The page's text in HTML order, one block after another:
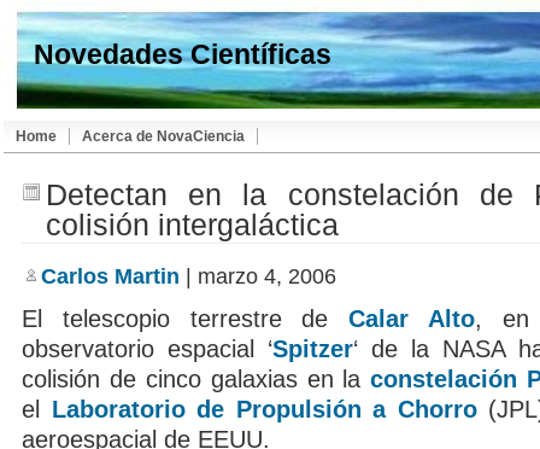
Novedades Científicas
Home Acerca de NovaCiencia
Detectan en la constelación de
colisión intergaláctica
Carlos Martin | marzo 4, 2006
El telescopio terrestre deCalar Alto, en
observatorio espacial ‘Spitzer‘ de la NASA
colisión de cinco galaxias en laconstelación
el Laboratorio de Propulsión a Chorro
aeroespacial de EEUU.